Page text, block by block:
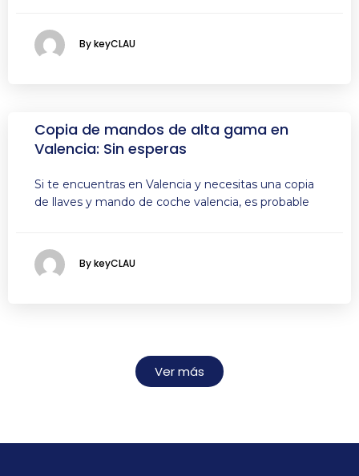
By keyCLAU
Copia de mandos de alta gama en
Valencia: Sin esperas
Si te encuentras en Valencia y necesitas una copia
de llaves y mando de coche valencia, es probable
By keyCLAU
Ver más